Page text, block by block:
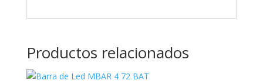
Productos relacionados